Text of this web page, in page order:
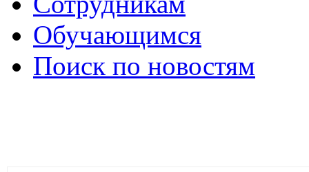
Обучающимся
Поиск по новостям